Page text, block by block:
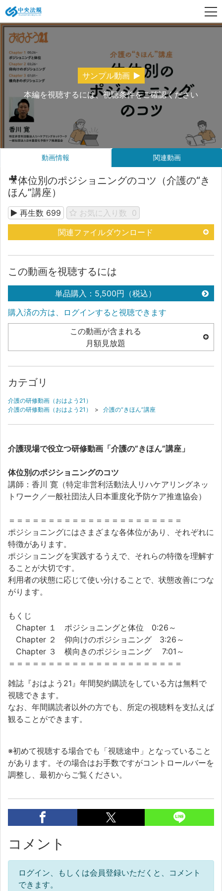
サンプル動画
本編を視聴するには、視聴条件をご確認ください
動画情報 関連動画
🎥体位別のポジショニングのコツ（介護の“き
ほん”講座）
再生数 699 お気に入り数
0
関連ファイルダウンロード
この動画を視聴するには
単品購入：5,500円（税込）
購入済の方は、ログインすると視聴できます
この動画が含まれる
月額見放題
カテゴリ
介護の研修動画（おはよう21）
介護の研修動画（おはよう21）
> 介護の“きほん”講座
介護現場で役立つ研修動画「介護の“きほん”講座」
体位別のポジショニングのコツ
講師：香川 寛（特定非営利活動法人リハケアリングネッ
トワーク／一般社団法人日本重度化予防ケア推進協会）
＝＝＝＝＝＝＝＝＝＝＝＝＝＝＝＝＝＝＝＝＝＝
ポジショニングにはさまざまな各体位があり、それぞれに
特徴があります。
ポジショニングを実践するうえで、それらの特徴を理解す
ることが大切です。
利用者の状態に応じて使い分けることで、状態改善につな
がります。
もくじ
Chapter １ ポジショニングと体位 0:26～
Chapter ２ 仰向けのポジショニング 3:26～
Chapter ３ 横向きのポジショニング 7:01～
＝＝＝＝＝＝＝＝＝＝＝＝＝＝＝＝＝＝＝＝＝＝
雑誌『おはよう21』年間契約購読をしている方は無料で
視聴できます。
なお、年間購読者以外の方でも、所定の視聴料を支払えば
観ることができます。
※初めて視聴する場合でも「視聴途中」となっていること
があります。その場合はお手数ですがコントロールバーを
調整し、最初からご覧ください。
コメント
ログイン、もしくは会員登録いただくと、コメント
できます。